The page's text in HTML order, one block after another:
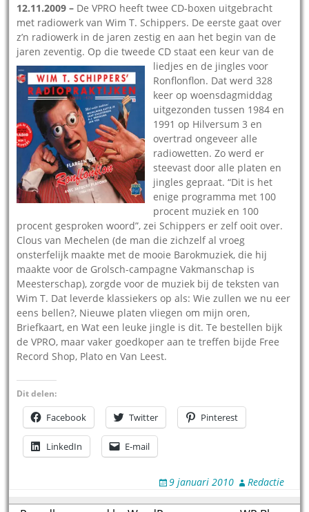
12.11.2009 – De VPRO heeft twee CD-boxen uitgebracht
met radiowerk van Wim T. Schippers. De eerste gaat over
z’n radiowerk in de jaren zestig en aan het begin van de
jaren zeventig. Op die tweede CD staat een keur van de
liedjes en de jingles voor
Ronflonflon. Dat werd 328
keer op woensdagmiddag
uitgezonden tussen 1984 en
1991 op Hilversum 3 en
overtrad ongeveer alle
radiowetten. Zo werd er
steevast door alle platen en
jingles gepraat. “Dit is het
enige programma met 100
procent muziek en 100
procent gesproken woord”, zei Schippers er zelf ooit over.
Clous van Mechelen (de man die zichzelf al vroeg
onsterfelijk maakte met de mooie Barokmuziek, die hij
maakte voor de Grolsch-campagne Vakmanschap is
Meesterschap), zorgde voor de muziek bij de teksten van
Wim T. Dat leverde klassiekers op als: Wie zullen we nu eer
eens bellen?, Nieuwe platen vliegen om mijn oren,
Briefkaart, en Wat een leuke jingle is dit. Te bestellen bijk
de VPRO, maar vaker goedkoper aan te treffen bijde Free
Record Shop, Plato en Van Leest.
Dit delen:
Facebook Twitter Pinterest
LinkedIn E-mail
9 januari 2010 Redactie